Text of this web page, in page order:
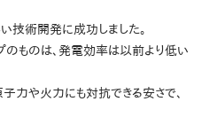
技術開発に成功しました。
のものは、発電効率は以前より低い
力や火力にも対抗できる安さで、